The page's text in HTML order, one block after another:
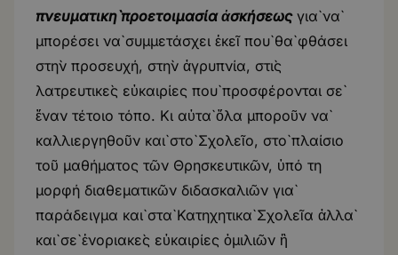
πνευματικὴ προετοιμασία ἀσκήσεωςγιὰ νὰ
μπορέσει νὰ συμμετάσχει ἐκεῖ ποὺ θὰ φθάσει
στὴν προσευχή, στὴν ἀγρυπνία, στὶς
λατρευτικὲς εὐκαιρίες ποὺ προσφέρονται σὲ
ἕναν τέτοιο τόπο. Κι αὐτὰ ὅλα μποροῦν νὰ
καλλιεργηθοῦν καὶ στὸ Σχολεῖο, στὸ πλαίσιο
τοῦ μαθήματος τῶν Θρησκευτικῶν, ὑπό τη
μορφή διαθεματικῶν διδασκαλιῶν γιὰ
παράδειγμα καὶ στὰ Κατηχητικὰ Σχολεῖα ἀλλὰ
καὶ σὲ ἐνοριακὲς εὐκαιρίες ὁμιλιῶν ἢ